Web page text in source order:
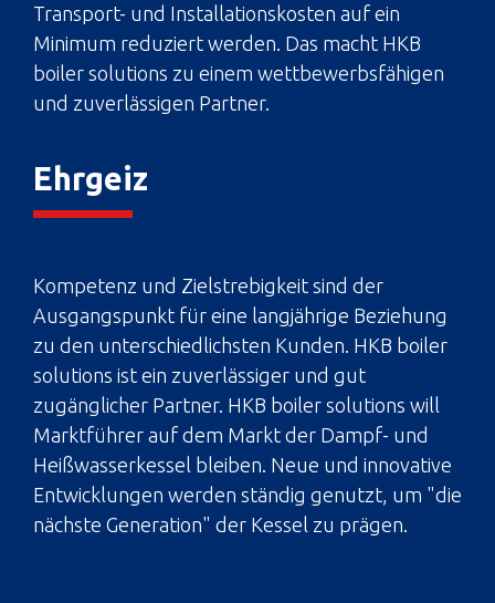
Transport- und Installationskosten auf ein
Minimum reduziert werden. Das macht HKB
boiler solutions zu einem wettbewerbsfähigen
und zuverlässigen Partner.
Ehrgeiz
Kompetenz und Zielstrebigkeit sind der
Ausgangspunkt für eine langjährige Beziehung
zu den unterschiedlichsten Kunden. HKB boiler
solutions ist ein zuverlässiger und gut
zugänglicher Partner. HKB boiler solutions will
Marktführer auf dem Markt der Dampf- und
Heißwasserkessel bleiben. Neue und innovative
Entwicklungen werden ständig genutzt, um "die
nächste Generation" der Kessel zu prägen.